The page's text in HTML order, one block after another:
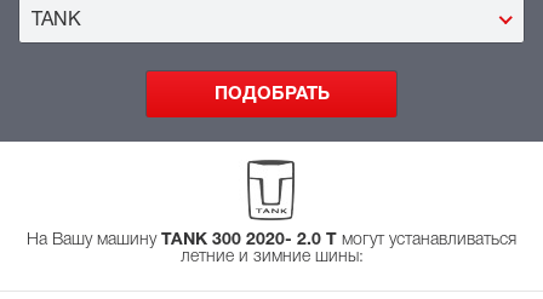
TANK
На Вашу машину TANK 300 2020- 2.0 T могут устанавливаться
летние и зимние шины: